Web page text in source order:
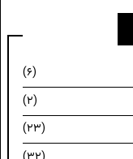
(۶)
(۲)
(۲۳)